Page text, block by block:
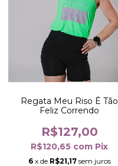
Regata Meu Riso É Tão
Feliz Correndo
R$127,00
R$120,65 com Pix
6 x de R$21,17 sem juros